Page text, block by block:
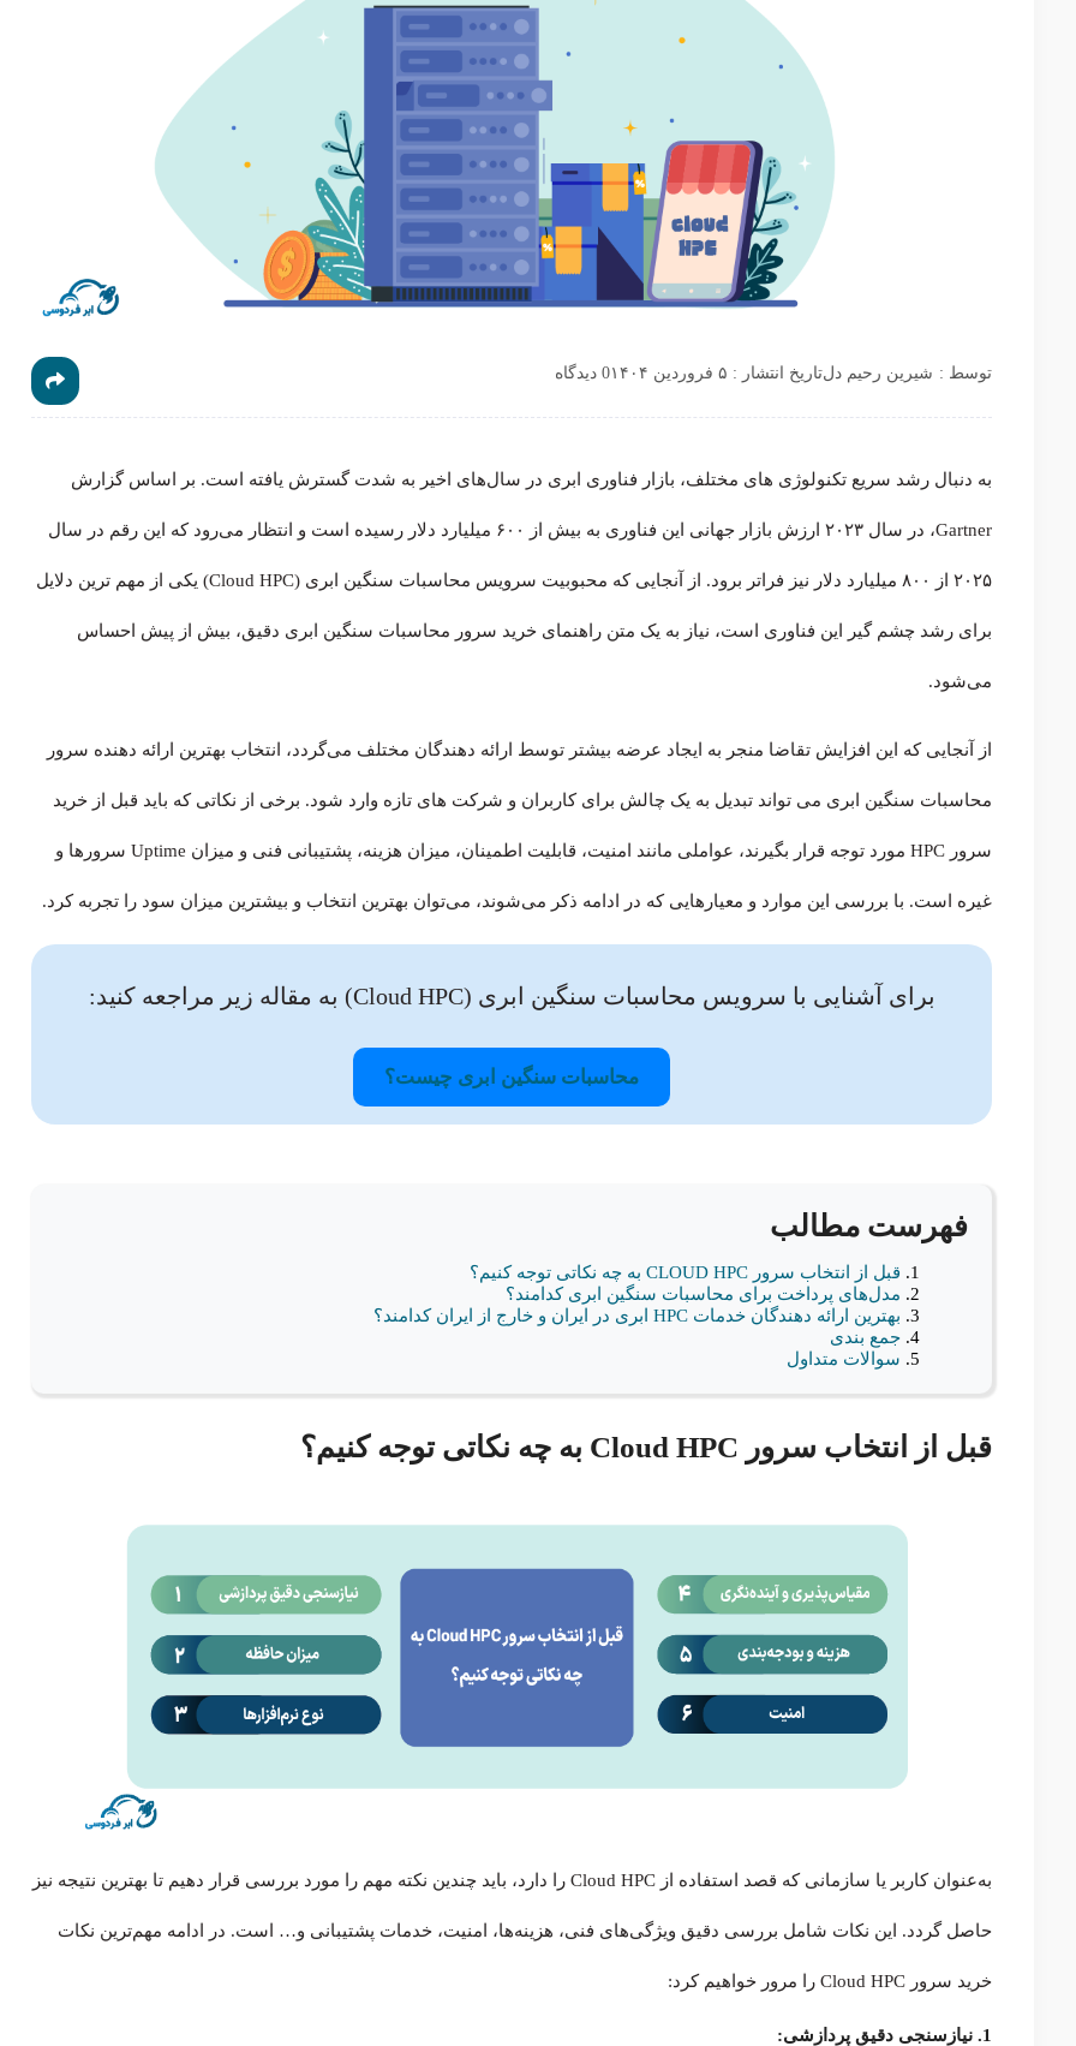
توسط : شیرین رحیم دلتاریخ انتشار : ۵ فروردین ۱۴۰۴ 0 دیدگاه
به دنبال رشد سریع تکنولوژی های مختلف، بازار فناوری ابری در سال‌های اخیر به شدت گسترش یافته است. بر اساس گزارش
Gartner، در سال ۲۰۲۳ ارزش بازار جهانی این فناوری به بیش از ۶۰۰ میلیارد دلار رسیده است و انتظار می‌رود که این رقم در سال
۲۰۲۵ از ۸۰۰ میلیارد دلار نیز فراتر برود. از آنجایی که محبوبیت سرویس محاسبات سنگین ابری (Cloud HPC) یکی از مهم ترین دلایل
برای رشد چشم گیر این فناوری است، نیاز به یک متن راهنمای خرید سرور محاسبات سنگین ابری دقیق، بیش از پیش احساس
می‌شود.
از آنجایی که این افزایش تقاضا منجر به ایجاد عرضه بیشتر توسط ارائه دهندگان مختلف می‌گردد، انتخاب بهترین ارائه دهنده سرور
محاسبات سنگین ابری می تواند تبدیل به یک چالش برای کاربران و شرکت های تازه وارد شود. برخی از نکاتی که باید قبل از خرید
سرور HPC مورد توجه قرار بگیرند، عواملی مانند امنیت، قابلیت اطمینان، میزان هزینه، پشتیبانی فنی و میزان Uptime سرورها و
غیره است. با بررسی این موارد و معیارهایی که در ادامه ذکر می‌شوند، می‌توان بهترین انتخاب و بیشترین میزان سود را تجربه کرد.
برای آشنایی با سرویس محاسبات سنگین ابری (Cloud HPC) به مقاله زیر مراجعه کنید:
محاسبات سنگین ابری چیست؟
فهرست مطالب
قبل از انتخاب سرور CLOUD HPC به چه نکاتی توجه کنیم؟
مدل‌های پرداخت برای محاسبات سنگین ابری کدامند؟
بهترین ارائه دهندگان خدمات HPC ابری در ایران و خارج از ایران کدامند؟
جمع بندی
سوالات متداول
قبل از انتخاب سرور Cloud HPC به چه نکاتی توجه کنیم؟
به‌عنوان کاربر یا سازمانی که قصد استفاده از Cloud HPC را دارد، باید چندین نکته مهم را مورد بررسی قرار دهیم تا بهترین نتیجه نیز
حاصل گردد. این نکات شامل بررسی دقیق ویژگی‌های فنی، هزینه‌ها، امنیت، خدمات پشتیبانی و… است. در ادامه مهم‌ترین نکات
خرید سرور Cloud HPC را مرور خواهیم کرد:
1. نیازسنجی دقیق پردازشی: